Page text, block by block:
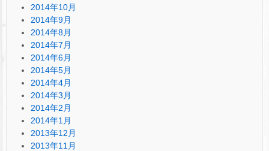
2014年10月
2014年9月
2014年8月
2014年7月
2014年6月
2014年5月
2014年4月
2014年3月
2014年2月
2014年1月
2013年12月
2013年11月